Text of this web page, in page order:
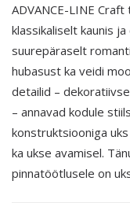
ADVANCE-LINE
klassikaliselt kaunis
suurepäraselt
hubasust ka veidi
detailid –
– annavad kodule
konstruktsiooniga
ka ukse avamisel.
pinnatöötlusele on